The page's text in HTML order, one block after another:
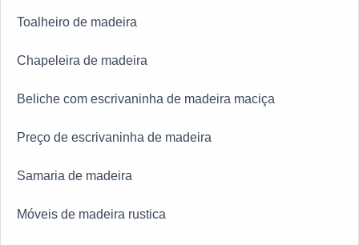
Toalheiro de madeira
Chapeleira de madeira
Beliche com escrivaninha de madeira maciça
Preço de escrivaninha de madeira
Samaria de madeira
Móveis de madeira rustica